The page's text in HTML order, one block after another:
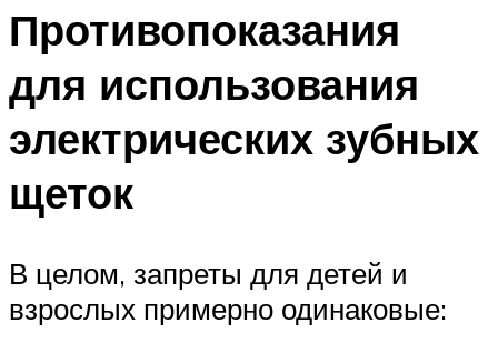
Противопоказания
для использования
электрических зубных
щеток
В целом, запреты для детей и
взрослых примерно одинаковые: